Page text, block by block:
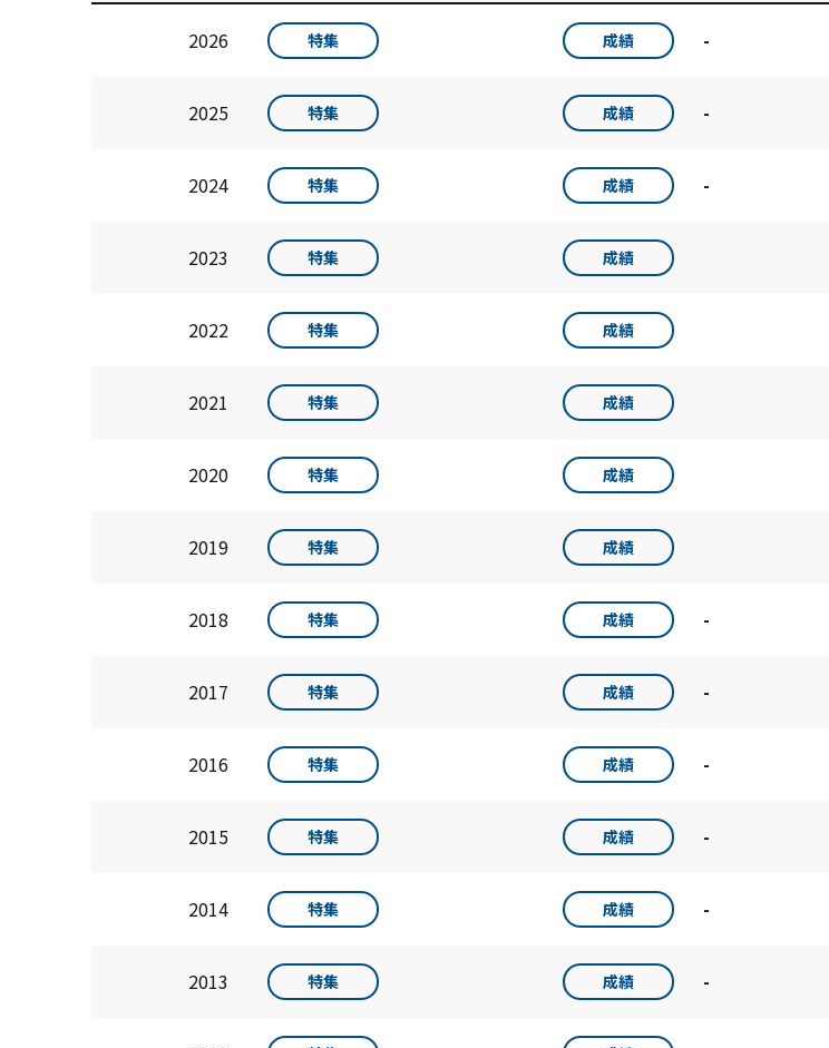
2026 特集 成績 -
2025 特集 成績 -
2024 特集 成績 -
2023 特集 成績
2022 特集 成績
2021 特集 成績
2020 特集 成績
2019 特集 成績
2018 特集 成績 -
2017 特集 成績 -
2016 特集 成績 -
2015 特集 成績 -
2014 特集 成績 -
2013 特集 成績 -